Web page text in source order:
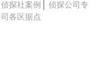
侦探社案例 │侦探公司专
各区据点